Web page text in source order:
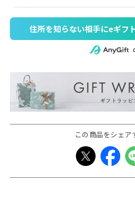
住所を知らない相手にeギフ
この商品をシェア